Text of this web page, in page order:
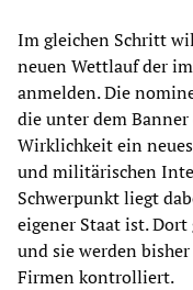
Im gleichen Schritt
neuen Wettlauf der
anmelden. Die
die unter dem
Wirklichkeit ein
und militärischen
Schwerpunkt liegt
eigener Staat ist.
und sie werden
Firmen kontrolliert.